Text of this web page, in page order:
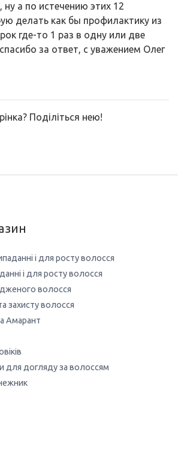
а по истечению этих 12
делать как бы профилактику из
где-то 1 раз в одну или две
за ответ, с уважением Олег
Поділіться нею!
і для росту волосся
і для росту волосся
волосся
захисту волосся
Амарант
для догляду за волоссям